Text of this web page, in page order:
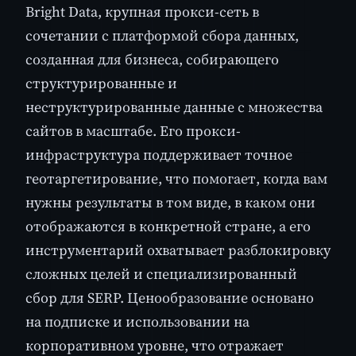
Bright Data, крупная прокси-сеть в
сочетании с платформой сбора данных,
созданная для бизнеса, собирающего
структурированные и
неструктурированные данные с множества
сайтов в масштабе. Его прокси-
инфраструктура поддерживает точное
геотаргетирование, что помогает, когда вам
нужны результаты в том виде, в каком они
отображаются в конкретной стране, а его
инструментарий охватывает разблокировку
сложных целей и специализированный
сбор для SERP. Ценообразование основано
на подписке и использовании на
корпоративном уровне, что отражает